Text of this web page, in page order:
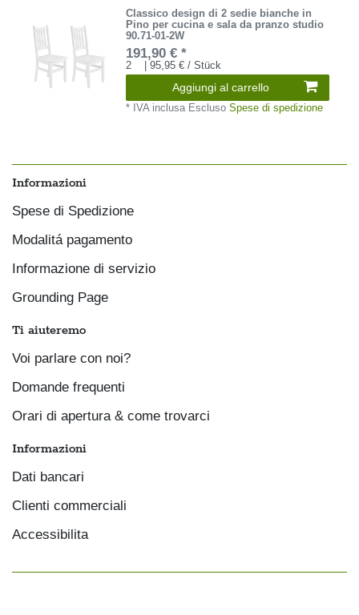
Classico design di 2 sedie bianche in
Pino per cucina e sala da pranzo studio
90.71-01-2W
191,90 € *
2 | 95,95 € / Stück
Aggiungi al carrello
* IVA inclusaEsclusoSpese di spedizione
Informazioni
Spese di Spedizione
Modalitá pagamento
Informazione di servizio
Grounding Page
Ti aiuteremo
Voi parlare con noi?
Domande frequenti
Orari di apertura & come trovarci
Informazioni
Dati bancari
Clienti commerciali
Accessibilita